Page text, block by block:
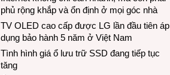
phủ rộng khắp và ổn định ở mọi góc nhà
TV OLED cao cấp được LG lần đầu tiên áp
dụng bảo hành 5 năm ở Việt Nam
Tình hình giá ổ lưu trữ SSD đang tiếp tục
tăng